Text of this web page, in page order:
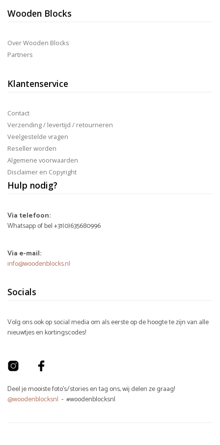
Wooden Blocks
Over Wooden Blocks
Partners
Klantenservice
Contact
Verzending / levertijd / retourneren
Veelgestelde vragen
Reseller worden
Algemene voorwaarden
Disclaimer en Copyright
Hulp nodig?
Via telefoon:
Whatsapp of bel +31(0)635680996
Via e-mail:
info@woodenblocks.nl
Socials
Volg ons ook op social media om als eerste op de hoogte te zijn van alle
nieuwtjes en kortingscodes!
Deel je mooiste foto's/stories en tag ons, wij delen ze graag!
@woodenblocksnl - #woodenblocksnl